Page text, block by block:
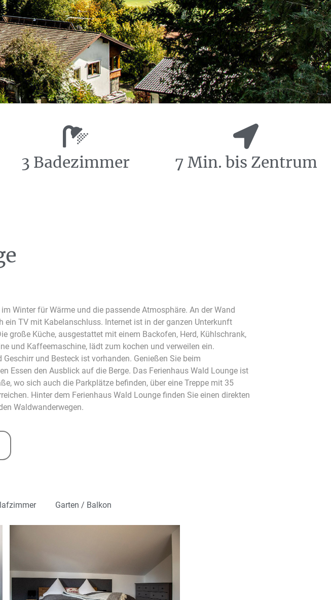
3 Badezimmer 7 Min. bis Zentrum
Winter für Wärme und die passende Atmosphäre. An der Wand
ein TV mit Kabelanschluss. Internet ist in der ganzen Unterkunft
große Küche, ausgestattet mit einem Backofen, Herd, Kühlschrank,
und Kaffeemaschine, lädt zum kochen und verweilen ein.
Geschirr und Besteck ist vorhanden. Genießen Sie beim
Essen den Ausblick auf die Berge. Das Ferienhaus Wald Lounge ist
wo sich auch die Parkplätze befinden, über eine Treppe mit 35
Hinter dem Ferienhaus Wald Lounge finden Sie einen direkten
Waldwanderwegen.
Garten / Balkon